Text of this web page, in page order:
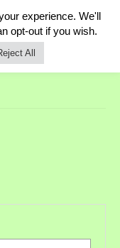
0
experience. We'll
opt-out if you wish.
All